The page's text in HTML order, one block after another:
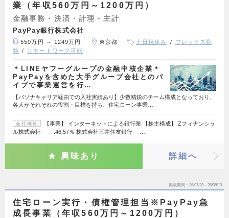
業（年収560万円～1200万円）
金融事務・決済・計理・主計
PayPay銀行株式会社
550万円 ～ 1249万円 東京都 土日祝休み
フレックス勤
務
リモートワーク可能
＊LINEヤフーグループの金融中核企業＊
PayPayを含めた大手グループ会社とのパ
イプで事業運営を行…
【パソナキャリア経由での入社実績あり】少数精鋭のチーム構成となっており、
各人がそれぞれの役割・目標を持ち、住宅ローン事業…
会社概要
【事業】 インターネットによる銀行業 【株主構成】 Zフィナンシャ
ル株式会社 :46.57％ 株式会社三井住友銀行 …
興味あり 詳細へ
掲載期間 26/07/28～26/08/10
住宅ローン実行・債権管理担当※PayPay急
成長事業（年収560万円～1200万円）